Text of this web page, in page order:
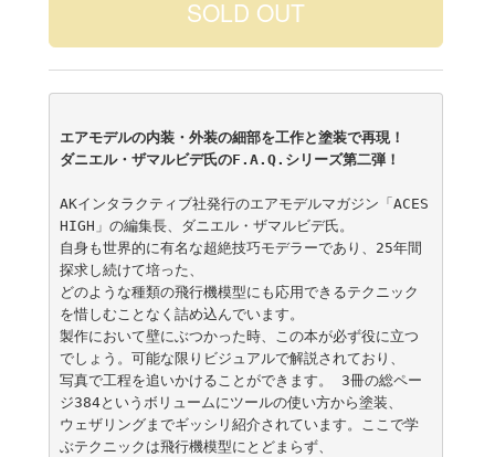
エアモデルの内装・外装の細部を工作と塗装で再現！
AKインタラクティブ社発行のエアモデルマガジン「ACES
HIGH」の編集長、ダニエル・ザマルビデ氏。
自身も世界的に有名な超絶技巧モデラーであり、25年間
探求し続けて培った、
どのような種類の飛行機模型にも応用できるテクニック
を惜しむことなく詰め込んでいます。
製作において壁にぶつかった時、この本が必ず役に立つ
でしょう。可能な限りビジュアルで解説されており、
写真で工程を追いかけることができます。 3冊の総ペー
ジ384というボリュームにツールの使い方から塗装、
ウェザリングまでギッシリ紹介されています。ここで学
ぶテクニックは飛行機模型にとどまらず、